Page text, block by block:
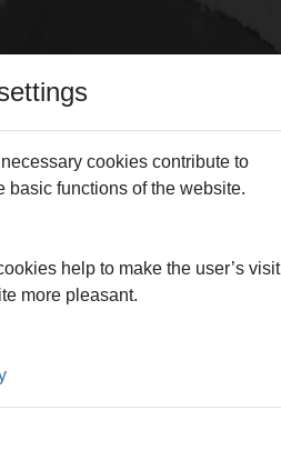
back former
FORMER
aus
Aluminium
cookies contribute to
basic functions of the website.
help to make the user’s visit
more pleasant.